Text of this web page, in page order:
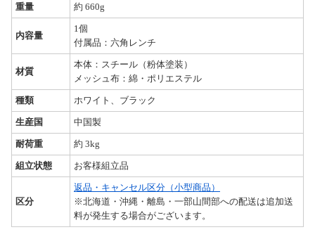
重量 約 660g
内容量
1個
付属品：六角レンチ
材質
本体：スチール（粉体塗装）
メッシュ布：綿・ポリエステル
種類 ホワイト、ブラック
生産国 中国製
耐荷重 約 3kg
組立状態 お客様組立品
区分
返品・キャンセル区分（小型商品）
※北海道・沖縄・離島・一部山間部への配送は追加送
料が発生する場合がございます。